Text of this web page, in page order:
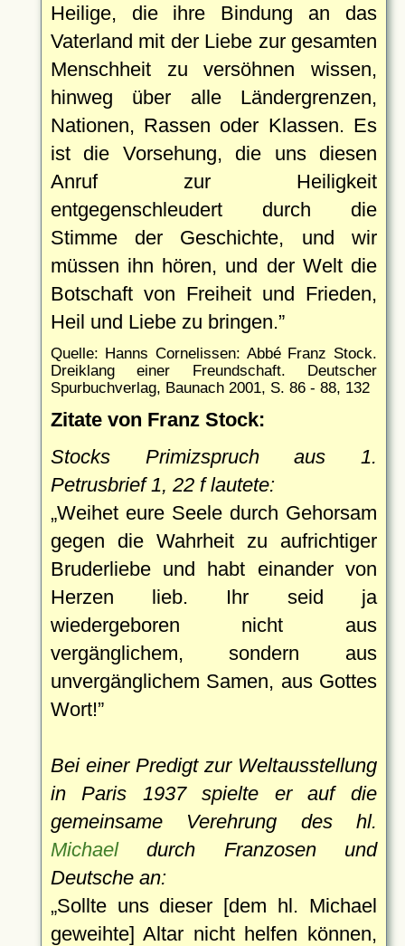
Heilige, die ihre Bindung an das
Vaterland mit der Liebe zur gesamten
Menschheit zu versöhnen wissen,
hinweg über alle Ländergrenzen,
Nationen, Rassen oder Klassen. Es
ist die Vorsehung, die uns diesen
Anruf zur Heiligkeit
entgegenschleudert durch die
Stimme der Geschichte, und wir
müssen ihn hören, und der Welt die
Botschaft von Freiheit und Frieden,
Heil und Liebe zu bringen.
Quelle: Hanns Cornelissen: Abbé Franz Stock.
Dreiklang einer Freundschaft. Deutscher
Spurbuchverlag, Baunach 2001, S. 86 - 88, 132
Zitate von Franz Stock:
Stocks Primizspruch aus 1.
Petrusbrief 1, 22 f lautete:
Weihet eure Seele durch Gehorsam
gegen die Wahrheit zu aufrichtiger
Bruderliebe und habt einander von
Herzen lieb. Ihr seid ja
wiedergeboren nicht aus
vergänglichem, sondern aus
unvergänglichem Samen, aus Gottes
Wort!
Bei einer Predigt zur Weltausstellung
in Paris 1937 spielte er auf die
gemeinsame Verehrung des hl.
Michaeldurch Franzosen und
Deutsche an:
Sollte uns dieser [dem hl. Michael
geweihte] Altar nicht helfen können,